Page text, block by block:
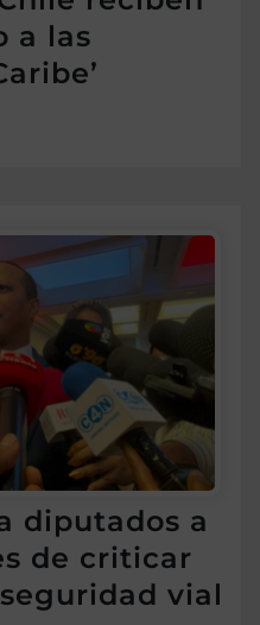
a las
diputados a
de criticar
vial